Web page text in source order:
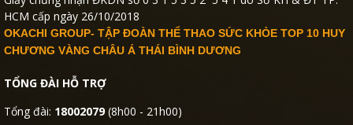
HCM cấp ngày 26/10/2018
OKACHI GROUP- TẬP ĐOÀN THỂ THAO SỨC KHỎE TOP 10 HUY
CHƯƠNG VÀNG CHÂU Á THÁI BÌNH DƯƠNG
TỔNG ĐÀI HỖ TRỢ
Tổng đài: 18002079(8h00 - 21h00)